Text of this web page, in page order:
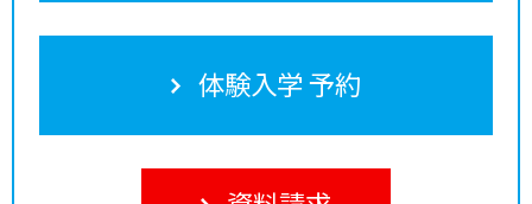
体験入学 予約